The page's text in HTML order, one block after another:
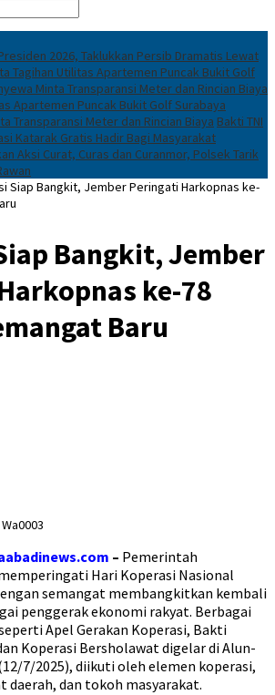
2026, Taklukkan Persib Dramatis Lewat
Tagihan Utilitas Apartemen Puncak Bukit Golf
Minta Transparansi Meter dan Rincian Biaya
Apartemen Puncak Bukit Golf Surabaya
Transparansi Meter dan Rincian Biaya Bakti TNI
Katarak Gratis Hadir Bagi Masyarakat
Aksi Curat, Curas dan Curanmor, Polsek Tarik
Siap Bangkit, Jember Peringati Harkopnas ke-
Bangkit, Jember
ke-78
Baru
– Pemerintah
Hari Koperasi Nasional
semangat membangkitkan kembali
penggerak ekonomi rakyat. Berbagai
Apel Gerakan Koperasi, Bakti
Koperasi Bersholawat digelar di Alun-
7/2025), diikuti oleh elemen koperasi,
daerah, dan tokoh masyarakat.